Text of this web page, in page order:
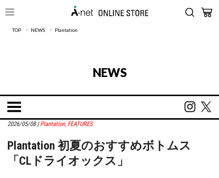
TOP > NEWS > Plantation
NEWS
2026/05/08|Plantation, FEATURES
Plantation 初夏のおすすめボトムス
「CLドライオックス」